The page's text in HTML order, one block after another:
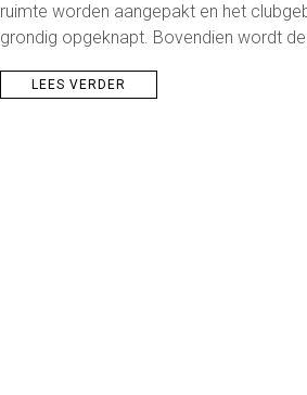
ruimte worden aangepakt en het
grondig opgeknapt. Bovendien wordt
LEES VERDER